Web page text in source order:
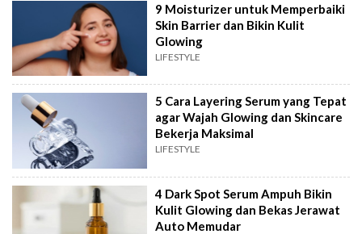
9 Moisturizer untuk Memperbaiki
Skin Barrier dan Bikin Kulit
Glowing
LIFESTYLE
5 Cara Layering Serum yang Tepat
agar Wajah Glowing dan Skincare
Bekerja Maksimal
LIFESTYLE
4 Dark Spot Serum Ampuh Bikin
Kulit Glowing dan Bekas Jerawat
Auto Memudar